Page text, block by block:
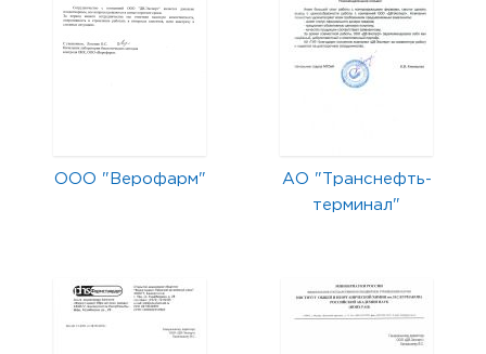
ООО "Верофарм"
АО "Транснефть-
терминал"